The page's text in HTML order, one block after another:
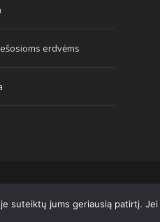
erdvėms
suteiktų jums geriausią patirtį.